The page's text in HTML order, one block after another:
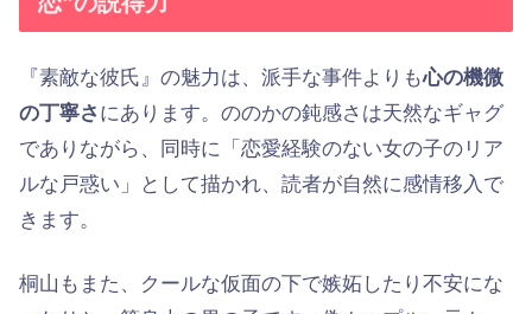
『素敵な彼氏』の魅力は、派手な事件よりも心の機微
の丁寧さ にあります。ののかの鈍感さは天然なギャグ
でありながら、同時に「恋愛経験のない女の子のリア
ルな戸惑い」として描かれ、読者が自然に感情移入で
きます。
桐山もまた、クールな仮面の下で嫉妬したり不安にな